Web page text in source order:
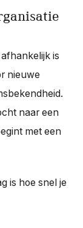
is
nieuwe
naar een
met een
is hoe snel je